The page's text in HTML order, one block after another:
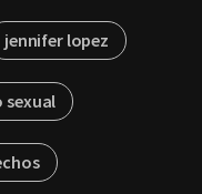
jennifer lopez
sexual